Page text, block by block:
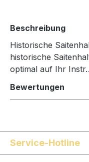
Beschreibung
Historische
historische
optimal auf Ihr
Bewertungen
Service-Hotline